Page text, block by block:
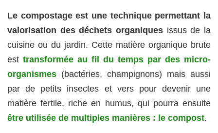
Le compostage est une technique permettant la
valorisation des déchets organiques issus de la
cuisine ou du jardin. Cette matière organique brute
est transformée au fil du temps par des micro-
organismes (bactéries, champignons) mais aussi
par de petits insectes et vers pour devenir une
matière fertile, riche en humus, qui pourra ensuite
être utilisée de multiples manières : le compost.